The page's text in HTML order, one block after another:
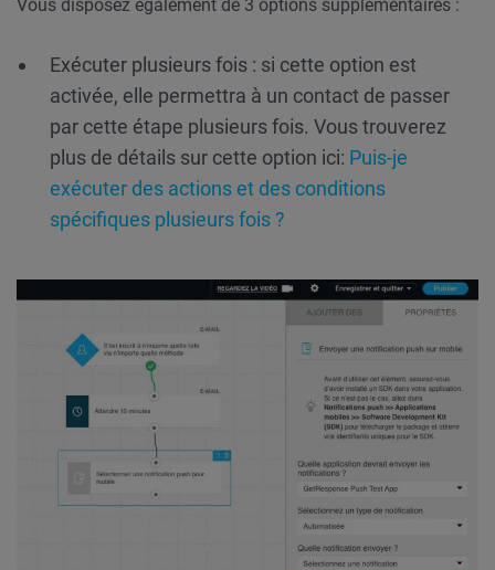
Vous disposez également de 3 options supplémentaires :
Exécuter plusieurs fois : si cette option est
activée, elle permettra à un contact de passer
par cette étape plusieurs fois. Vous trouverez
plus de détails sur cette option ici: Puis-je
exécuter des actions et des conditions
spécifiques plusieurs fois ?